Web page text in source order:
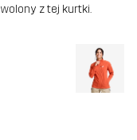
z tej kurtki.